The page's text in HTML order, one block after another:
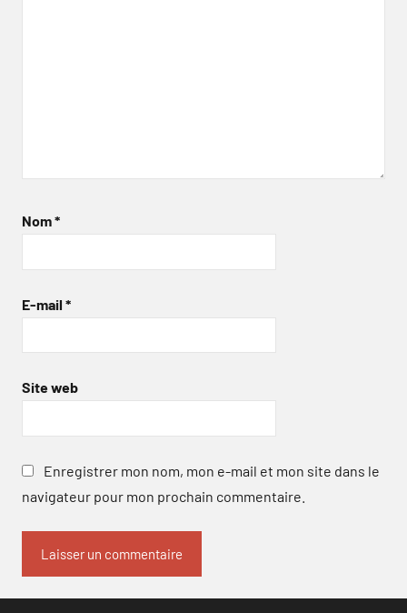
Nom*
E-mail *
Site web
Enregistrer mon nom, mon e-mail et mon site dans le
navigateur pour mon prochain commentaire.